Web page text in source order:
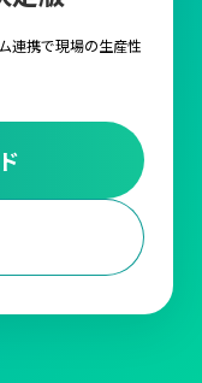
連携で現場の生産性